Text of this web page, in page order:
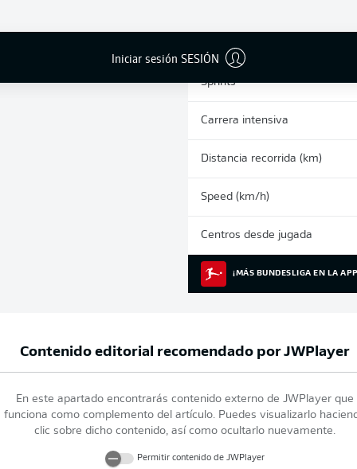
Iniciar sesión SESIÓN
Sprints
Carrera intensiva
Distancia recorrida (km)
Speed (km/h)
Centros desde jugada
¡MÁS BUNDESLIGA EN LA
Contenido editorial recomendado porJWPlayer
En este apartado encontrarás contenido externo de JWPlayer que
funciona como complemento del artículo. Puedes visualizarlo
clic sobre dicho contenido, así como ocultarlo nuevamente.
Permitir contenido de JWPlayer